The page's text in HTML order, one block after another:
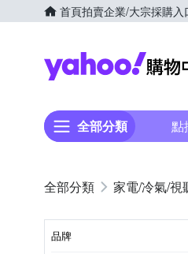
首頁拍賣企業/大宗採購入
全部分類 點
家電/冷氣/視
品牌